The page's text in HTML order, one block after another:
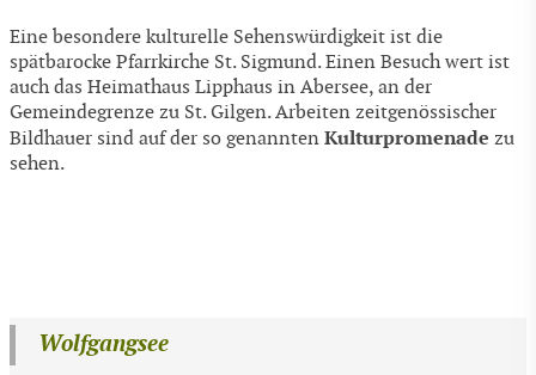
Eine besondere kulturelle Sehenswürdigkeit ist die
spätbarocke Pfarrkirche St. Sigmund. Einen Besuch wert ist
auch das Heimathaus Lipphaus in Abersee, an der
Gemeindegrenze zu St. Gilgen. Arbeiten zeitgenössischer
Bildhauer sind auf der so genannten Kulturpromenade zu
sehen.
Wolfgangsee